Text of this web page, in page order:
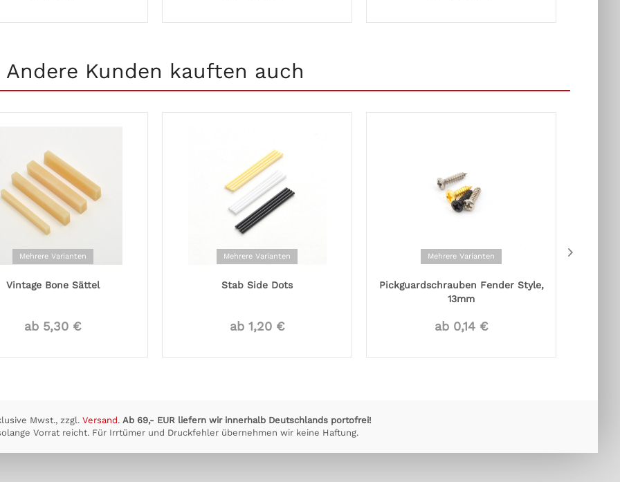
Andere Kunden kauften auch
Mehrere Varianten
Vintage Bone Sättel
ab 5,30 €
Mehrere Varianten
Stab Side Dots
ab 1,20 €
Mehrere Varianten
Pickguardschrauben Fender Style,
13mm
ab 0,14 €
Mwst., zzgl. Versand. Ab 69,- EUR liefern wir innerhalb Deutschlands portofrei!
Vorrat reicht. Für Irrtümer und Druckfehler übernehmen wir keine Haftung.